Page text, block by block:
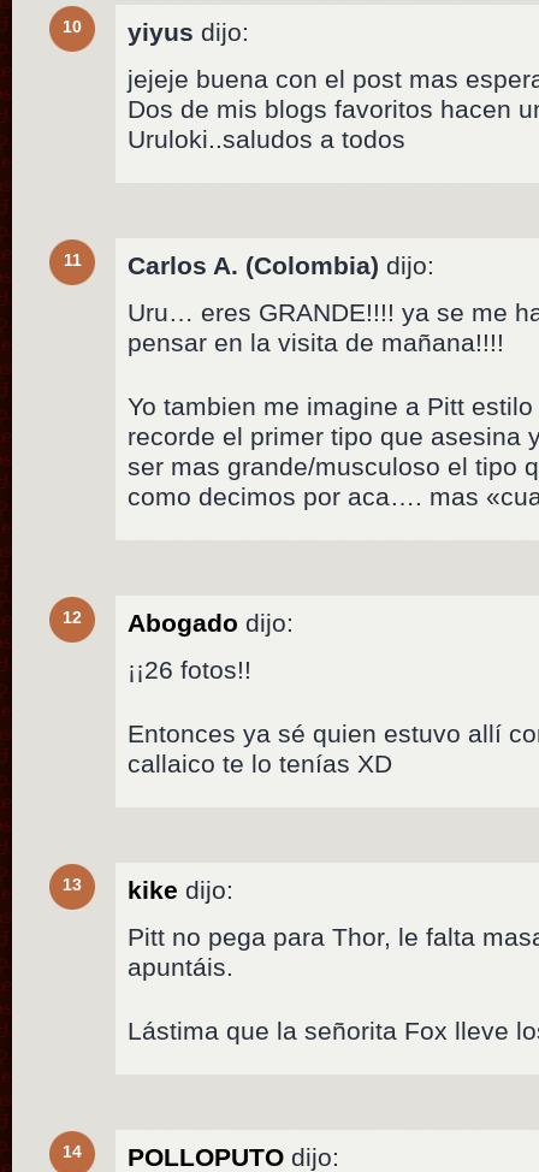
10 yiyus dijo:
jejeje buena con el post mas
Dos de mis blogs favoritos hacen
Uruloki..saludos a todos
11 Carlos A. (Colombia) dijo:
Uru… eres GRANDE!!!! ya se me
pensar en la visita de mañana!!!!
Yo tambien me imagine a Pitt
recorde el primer tipo que asesina
ser mas grande/musculoso el tipo
como decimos por aca…. mas
12 Abogado dijo:
¡¡26 fotos!!
Entonces ya sé quien estuvo allí
callaico te lo tenías XD
13 kike dijo:
Pitt no pega para Thor, le falta
apuntáis.
Lástima que la señorita Fox lleve
14 POLLOPUTO dijo: